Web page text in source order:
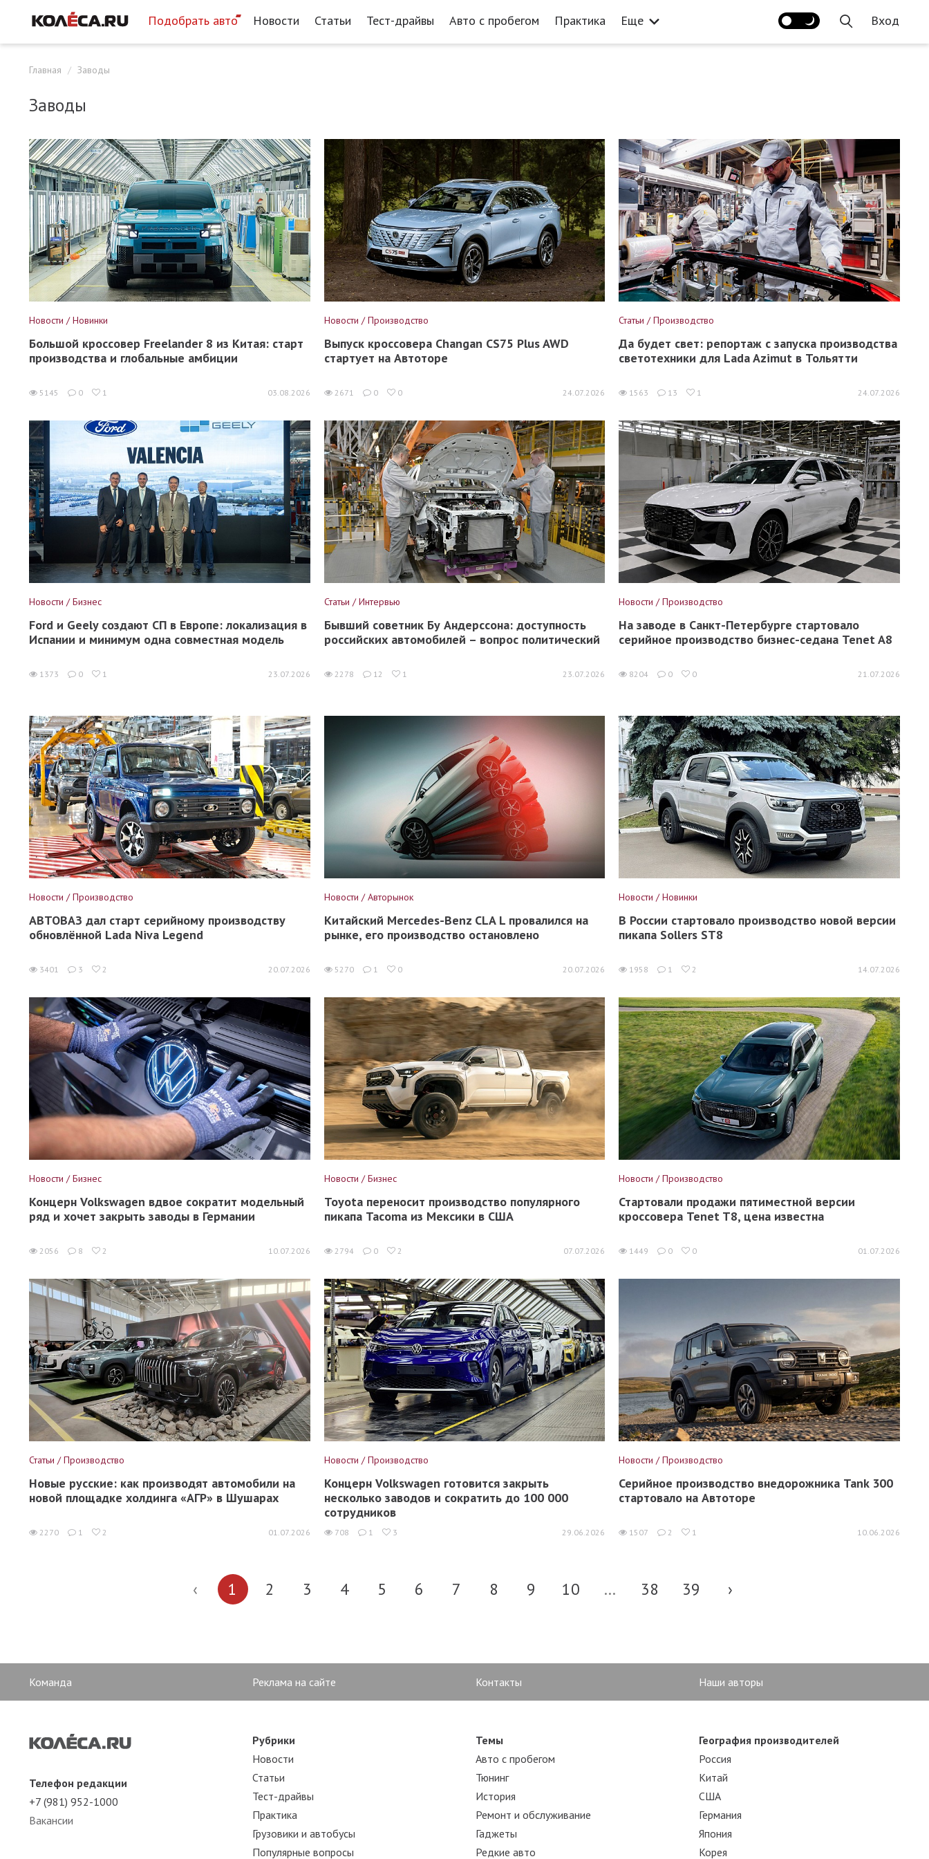
Подобрать авто Новости Статьи Тест-драйвы Авто с пробегом Практика Еще Вход
Главная Заводы
Заводы
Новости / Новинки
Большой кроссовер Freelander 8 из Китая: старт
производства и глобальные амбиции
5145 0 1 03.08.2026
Новости / Производство
Выпуск кроссовера Changan CS75 Plus AWD
стартует на Автоторе
2671 0 0 24.07.2026
Статьи / Производство
Да будет свет: репортаж с запуска производства
светотехники для Lada Azimut в Тольятти
1563 13 1 24.07.2026
Новости / Бизнес
Ford и Geely создают СП в Европе: локализация в
Испании и минимум одна совместная модель
1373 0 1 23.07.2026
Статьи / Интервью
Бывший советник Бу Андерссона: доступность
российских автомобилей – вопрос политический
2278 12 1 23.07.2026
Новости / Производство
На заводе в Санкт-Петербурге стартовало
серийное производство бизнес-седана Tenet A8
8204 0 0 21.07.2026
Новости / Производство
АВТОВАЗ дал старт серийному производству
обновлённой Lada Niva Legend
3401 3 2 20.07.2026
Новости / Авторынок
Китайский Mercedes-Benz CLA L провалился на
рынке, его производство остановлено
5270 1 0 20.07.2026
Новости / Новинки
В России стартовало производство новой версии
пикапа Sollers ST8
1958 1 2 14.07.2026
Новости / Бизнес
Концерн Volkswagen вдвое сократит модельный
ряд и хочет закрыть заводы в Германии
2056 8 2 10.07.2026
Новости / Бизнес
Toyota переносит производство популярного
пикапа Tacoma из Мексики в США
2794 0 2 07.07.2026
Новости / Производство
Стартовали продажи пятиместной версии
кроссовера Tenet T8, цена известна
1449 0 0 01.07.2026
Статьи / Производство
Новые русские: как производят автомобили на
новой площадке холдинга «АГР» в Шушарах
2270 1 2 01.07.2026
Новости / Производство
Концерн Volkswagen готовится закрыть
несколько заводов и сократить до 100 000
сотрудников
708 1 3 29.06.2026
Новости / Производство
Серийное производство внедорожника Tank 300
стартовало на Автоторе
1507 2 1 10.06.2026
‹ 1 2 3 4 5 6 7 8 9 10 ... 38 39 ›
Команда Реклама на сайте Контакты Наши авторы
Телефон редакции
+7 (981) 952-1000
Вакансии
Рубрики
Новости
Статьи
Тест-драйвы
Практика
Грузовики и автобусы
Популярные вопросы
Темы
Авто с пробегом
Тюнинг
История
Ремонт и обслуживание
Гаджеты
Редкие авто
География производителей
Россия
Китай
США
Германия
Япония
Корея